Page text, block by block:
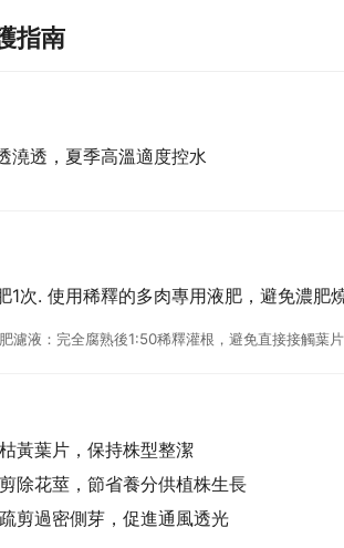
指南
澆透，夏季高溫適度控水
1次. 使用稀釋的多肉專用液肥，避免濃肥
濾液：完全腐熟後1:50稀釋灌根，避免直接接觸葉
黃葉片，保持株型整潔
除花莖，節省養分供植株生長
剪過密側芽，促進通風透光